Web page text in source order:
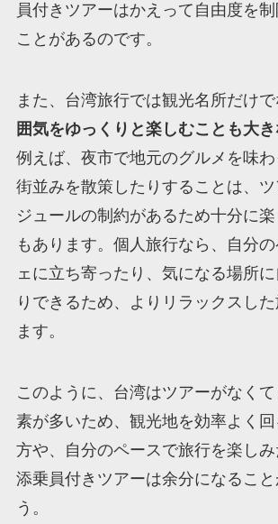
員付きツアーはかえって自由度を
ことがあるのです。
また、台湾旅行では観光名所だけで
囲気をゆっくりと楽しむことも大
例えば、夜市で地元のグルメを味
街並みを散策したりすることは、
ジュールの制約があるため十分に
もあります。個人旅行なら、自分
ェに立ち寄ったり、気になる場所
りできるため、よりリラックスし
ます。
このように、台湾はツアーがなく
素が多いため、観光地を効率よく
方や、自分のペースで旅行を楽しみ
添乗員付きツアーは余分になること
う。